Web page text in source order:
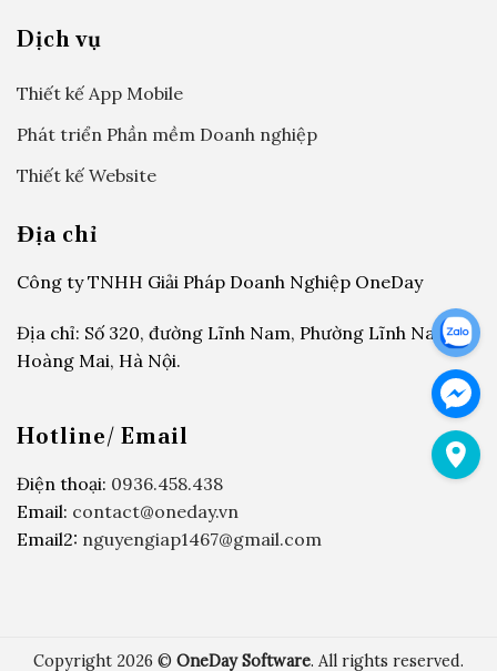
Dịch vụ
Thiết kế App Mobile
Phát triển Phần mềm Doanh nghiệp
Thiết kế Website
Địa chỉ
Công ty TNHH Giải Pháp Doanh Nghiệp OneDay
Địa chỉ: Số 320, đường Lĩnh Nam, Phường Lĩnh Nam,
Hoàng Mai, Hà Nội.
Hotline/ Email
Điện thoại: 0936.458.438
Email: contact@oneday.vn
Email2: nguyengiap1467@gmail.com
Copyright 2026 © OneDay Software. All rights reserved.